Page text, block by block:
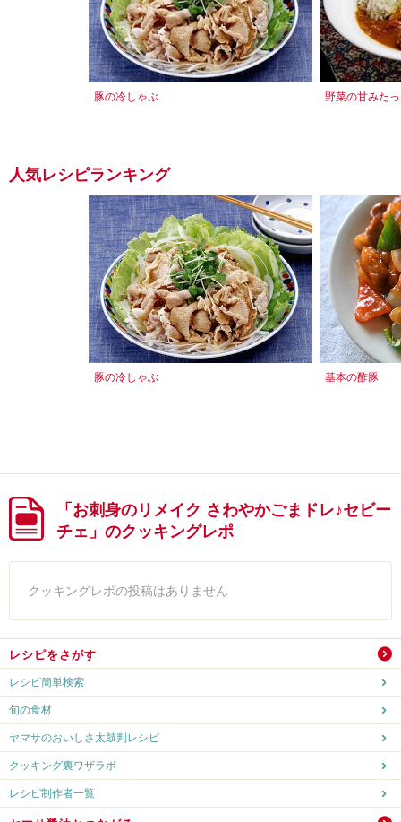
豚の冷しゃぶ 野菜の甘みた
人気レシピランキング
豚の冷しゃぶ 基本の酢豚
「お刺身のリメイク さわやかごまドレ♪セビー
チェ」のクッキングレポ
クッキングレポの投稿はありません
レシピをさがす
レシピ簡単検索
旬の食材
ヤマサのおいしさ太鼓判レシピ
クッキング裏ワザラボ
レシピ制作者一覧